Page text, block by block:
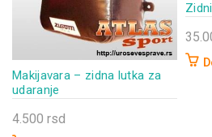
Makijavara – zidna lutka za
udaranje
4.500 rsd